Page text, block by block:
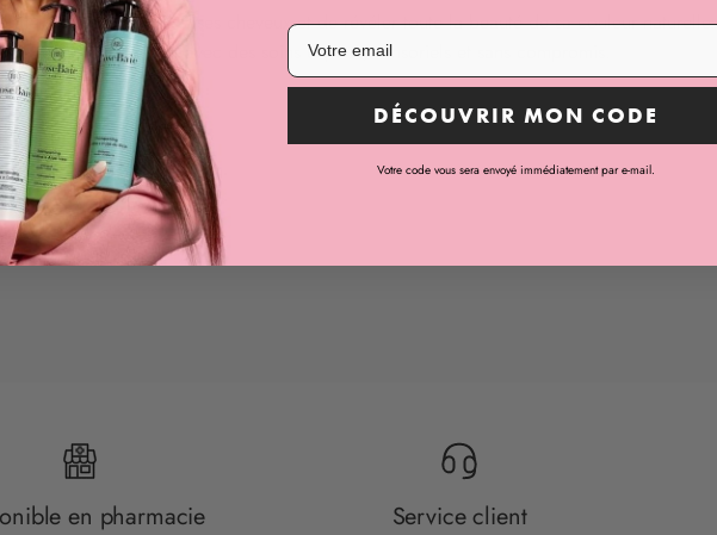
de redonner vie à ses cheveux et de révéler toute la beauté de sa couleur naturelle.
ce retour à l’essentiel avec des soins experts, sensoriels et sans compromis.
en pharmacie Service client
DÉCOUVRIR MON CODE
Votre code vous sera envoyé immédiatement par e-mail.